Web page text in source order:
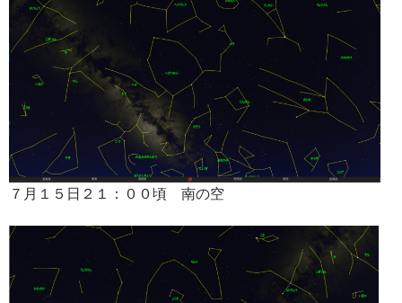
７月１５日２１：００頃 南の空